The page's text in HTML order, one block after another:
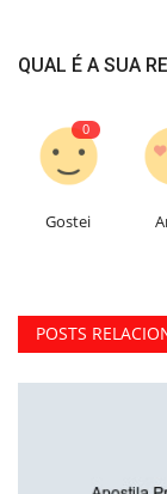
QUAL É A SUA
0
Gostei
POSTS